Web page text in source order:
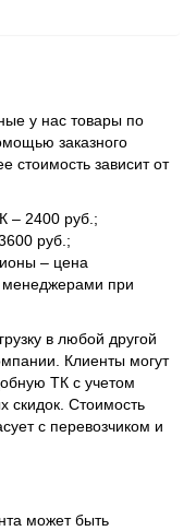
у нас товары по
заказного
стоимость зависит от
– 2400 руб.;
руб.;
– цена
менеджерами при
в любой другой
Клиенты могут
ТК с учетом
скидок. Стоимость
с перевозчиком и
может быть